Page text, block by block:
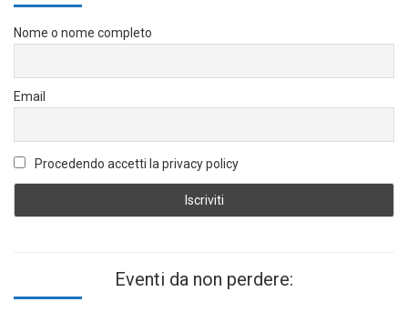
Nome o nome completo
Email
Procedendo accetti la privacy policy
Eventi da non perdere: